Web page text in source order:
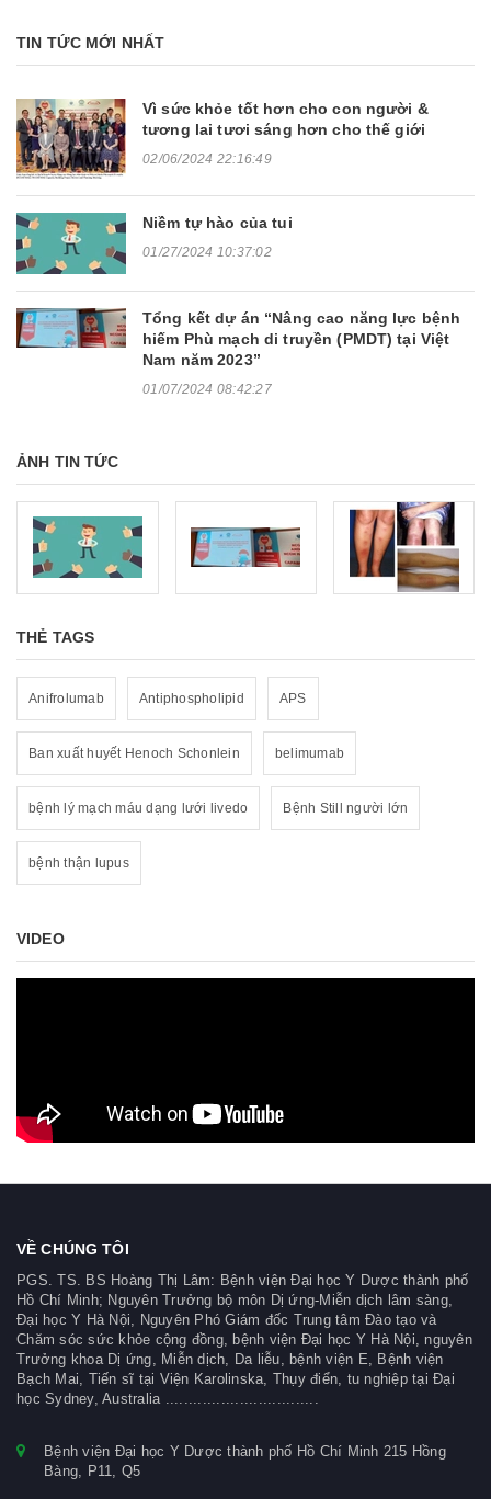
TIN TỨC MỚI NHẤT
Vì sức khỏe tốt hơn cho con người &
tương lai tươi sáng hơn cho thế giới
02/06/2024 22:16:49
Niềm tự hào của tui
01/27/2024 10:37:02
Tổng kết dự án “Nâng cao năng lực bệnh
hiếm Phù mạch di truyền (PMDT) tại Việt
Nam năm 2023”
01/07/2024 08:42:27
ẢNH TIN TỨC
THẺ TAGS
Anifrolumab Antiphospholipid APS
Ban xuất huyết Henoch Schonlein belimumab
bệnh lý mạch máu dạng lưới livedo Bệnh Still người lớn
bệnh thận lupus
VIDEO
VỀ CHÚNG TÔI
PGS. TS. BS Hoàng Thị Lâm: Bệnh viện Đại học Y Dược thành phố
Hồ Chí Minh; Nguyên Trưởng bộ môn Dị ứng-Miễn dịch lâm sàng,
Đại học Y Hà Nội, Nguyên Phó Giám đốc Trung tâm Đào tạo và
Chăm sóc sức khỏe cộng đồng, bệnh viện Đại học Y Hà Nội, nguyên
Trưởng khoa Dị ứng, Miễn dịch, Da liễu, bệnh viện E, Bệnh viện
Bạch Mai, Tiến sĩ tại Viện Karolinska, Thụy điển, tu nghiệp tại Đại
học Sydney, Australia .................................
Bệnh viện Đại học Y Dược thành phố Hồ Chí Minh 215 Hồng
Bàng, P11, Q5